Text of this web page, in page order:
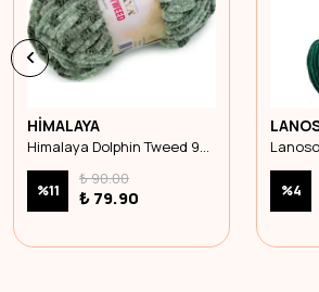
HİMALAYA
Himalaya Dolphin Tweed 92013
%11
₺ 90.00
₺ 79.90 %4